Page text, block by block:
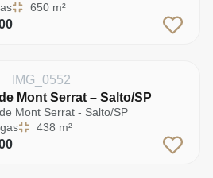
650 m²
Mont Serrat – Salto/SP
Mont Serrat - Salto/SP
438 m²